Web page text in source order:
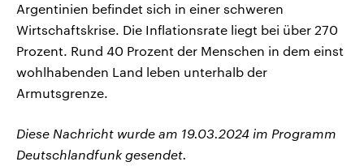
Argentinien befindet sich in einer schweren
Wirtschaftskrise. Die Inflationsrate liegt bei über 270
Prozent. Rund 40 Prozent der Menschen in dem einst
wohlhabenden Land leben unterhalb der
Armutsgrenze.
Diese Nachricht wurde am 19.03.2024 im Programm
Deutschlandfunk gesendet.